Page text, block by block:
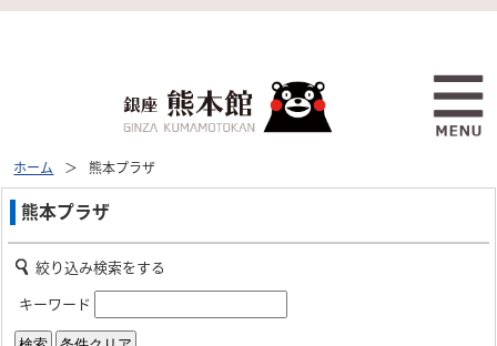
ホーム 熊本プラザ
熊本プラザ
絞り込み検索をする
キーワード